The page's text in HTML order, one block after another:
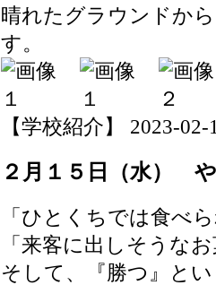
晴れたグラウンドか
す。
【学校紹介】 2023-
２月１５日（水）
「ひとくちでは食べ
「来客に出しそうな
そして、『勝つ』と